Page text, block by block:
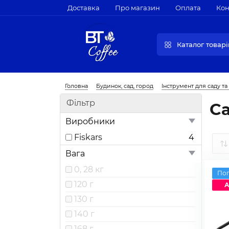
Доставка Про магазин Оплата
Каталог
Головна Будинок, сад, город Інструмент для саду
Фільтр
Виробники
Fiskars
4
Вага
0, 28 кг
120 г
130 г
140 г